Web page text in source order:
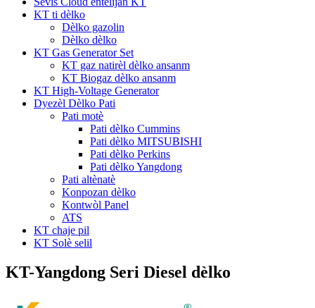
KT ti dèlko
Dèlko gazolin
Dèlko dèlko
KT Gas Generator Set
KT gaz natirèl dèlko ansanm
KT Biogaz dèlko ansanm
KT High-Voltage Generator
Dyezèl Dèlko Pati
Pati motè
Pati dèlko Cummins
Pati dèlko MITSUBISHI
Pati dèlko Perkins
Pati dèlko Yangdong
Pati altènatè
Konpozan dèlko
Kontwòl Panel
ATS
KT chaje pil
KT Solè selil
KT-Yangdong Seri Diesel dèlko